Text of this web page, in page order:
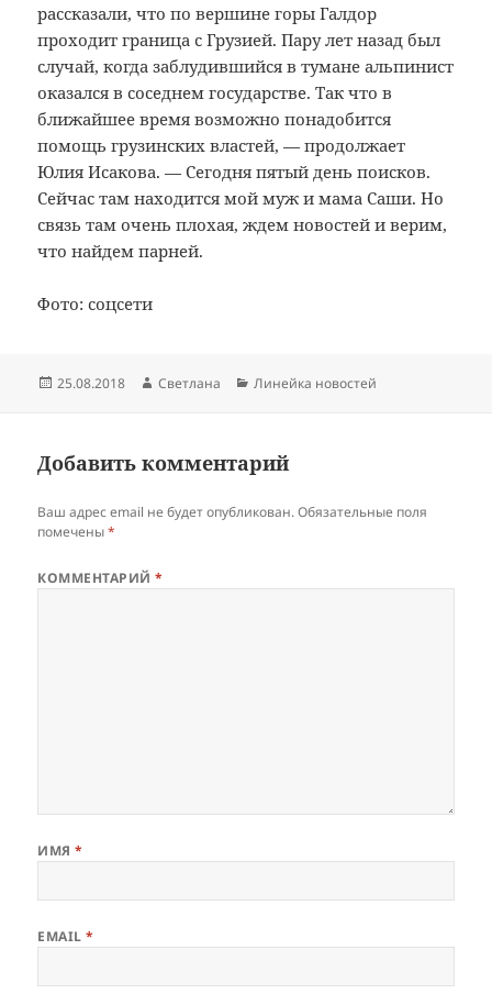
рассказали, что по вершине горы Галдор
проходит граница с Грузией. Пару лет назад был
случай, когда заблудившийся в тумане альпинист
оказался в соседнем государстве. Так что в
ближайшее время возможно понадобится
помощь грузинских властей, — продолжает
Юлия Исакова. — Сегодня пятый день поисков.
Сейчас там находится мой муж и мама Саши. Но
связь там очень плохая, ждем новостей и верим,
что найдем парней.
Фото: соцсети
Опубликовано
25.08.2018 Автор
Светлана Рубрики
Линейка новостей
Добавить комментарий
Ваш адрес email не будет опубликован. Обязательные поля
помечены*
КОММЕНТАРИЙ*
ИМЯ*
EMAIL*